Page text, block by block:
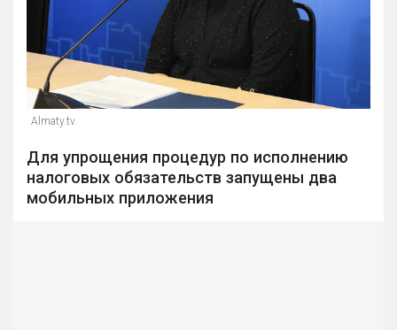
Almaty.tv.
Для упрощения процедур по исполнению
налоговых обязательств запущены два
мобильных приложения